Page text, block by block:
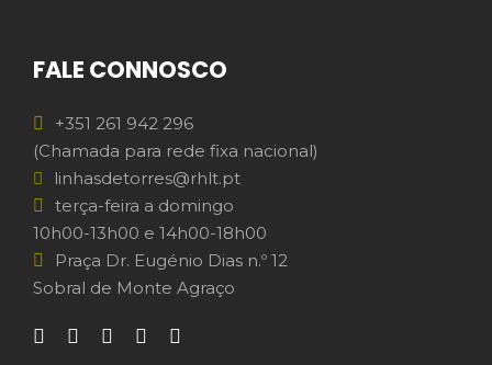
FALE CONNOSCO
+351 261 942 296
(Chamada para rede fixa nacional)
linhasdetorres@rhlt.pt
terça-feira a domingo
10h00-13h00 e 14h00-18h00
Praça Dr. Eugénio Dias n.º 12
Sobral de Monte Agraço